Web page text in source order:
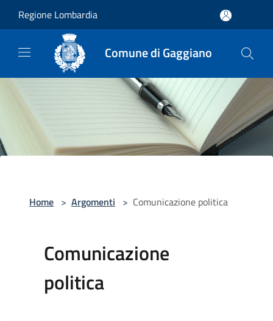
Regione Lombardia
Comune di Gaggiano
Home > Argomenti > Comunicazione politica
Comunicazione
politica